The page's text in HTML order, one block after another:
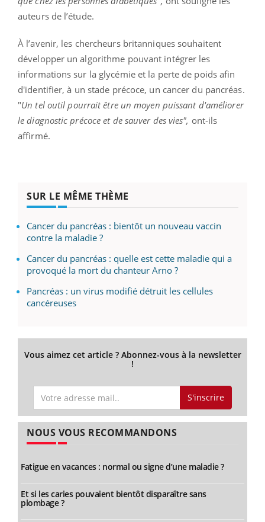
auteurs de l’étude.
À l’avenir, les chercheurs britanniques souhaitent
développer un algorithme pouvant intégrer les
informations sur la glycémie et la perte de poids afin
d'identifier, à un stade précoce, un cancer du pancréas.
"Un tel outil pourrait être un moyen puissant d'améliorer
le diagnostic précoce et de sauver des vies", ont-ils
affirmé.
SUR LE MÊME THÈME
Cancer du pancréas : bientôt un nouveau vaccin
contre la maladie ?
Cancer du pancréas : quelle est cette maladie qui a
provoqué la mort du chanteur Arno ?
Pancréas : un virus modifié détruit les cellules
cancéreuses
Vous aimez cet article ? Abonnez-vous à la newsletter
!
S'inscrire
NOUS VOUS RECOMMANDONS
Fatigue en vacances : normal ou signe d’une maladie ?
Et si les caries pouvaient bientôt disparaître sans
plombage ?